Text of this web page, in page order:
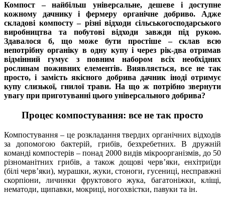
Компост – найбільш універсальне, дешеве і доступне
кожному дачнику і фермеру органічне добриво. Адже
складові компосту – різні відходи сільськогосподарського
виробництва та побутові відходи завжди під рукою.
Здавалося б, що може бути простіше – склав всю
непотрібну органіку в одну купу і через рік-два отримав
відмінний гумус з повним набором всіх необхідних
рослинам поживних елементів. Виявляється, все не так
просто, і замість якісного добрива дачник іноді отримує
купу слизької, гнилої трави. На що ж потрібно звернути
увагу при приготуванні цього універсального добрива?
Процес компостування: все не так просто
Компостування – це розкладання твердих органічних відходів
за допомогою бактерій, грибів, безхребетних. В дружній
команді компостерів – понад 2000 видів мікроорганізмів, до 50
різноманітних грибів, а також дощові черв’яки, енхітриїди
(білі черв’яки), мурашки, жуки, стоноги, гусениці, несправжні
скорпіони, личинки фруктового жука, багатоніжки, кліщі,
нематоди, щипавки, мокриці, ногохвістки, павуки та ін.